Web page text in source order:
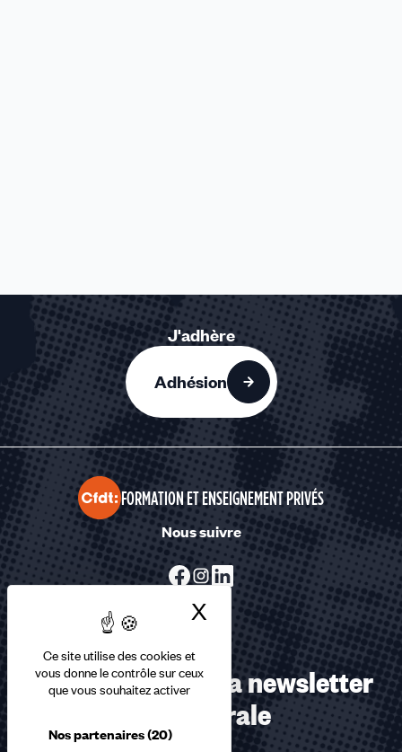
Ce site utilise des cookies et
vous donne le contrôle sur ceux
que vous souhaitez activer
Nos partenaires(20)
X Masquer le
J'adhère
Adhésion
FORMATION ET ENSEIGNEMENT PRIVÉS
Nous suivre
Abonnez-vous à la newsletter
confédérale